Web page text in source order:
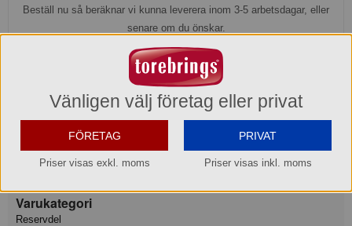
Beställ nu så beräknar vi kunna leverera inom 3-5 arbetsdagar, eller
senare om du önskar.
Köp »
Produktinformation
Varumärke
Bonamat Bravilor
Varukategori
Reservdel
Vänligen välj företag eller privat
FÖRETAG
Priser visas exkl. moms
PRIVAT
Priser visas inkl. moms